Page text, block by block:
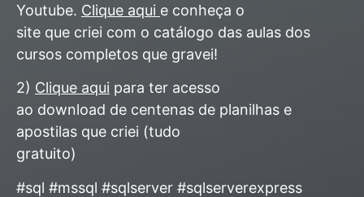
Youtube. Clique aqui e conheça o
site que criei com o catálogo das aulas dos
cursos completos que gravei!
2) Clique aqui para ter acesso
ao download de centenas de planilhas e
apostilas que criei (tudo
gratuito)
#sql #mssql #sqlserver #sqlserverexpress